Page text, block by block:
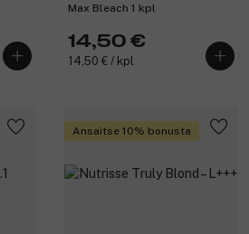
Max Bleach 1 kpl
14,50 €
14,50 € / kpl
Ansaitse 10% bonusta